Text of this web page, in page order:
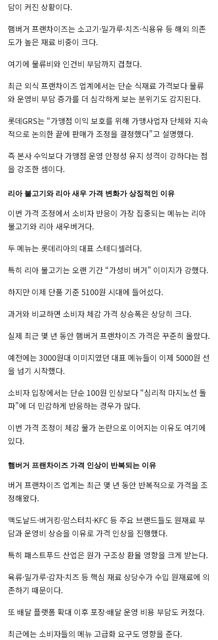
담이 커진 상황이다.
햄버거 프랜차이즈는 소고기·밀가루·치즈·식용유 등 해외 의존
도가 높은 재료 비중이 크다.
여기에 물류비와 인건비 부담까지 겹쳤다.
최근 외식 프랜차이즈 업계에서는 단순 식재료 가격보다 물류
와 운영비 부담 증가를 더 심각하게 보는 분위기도 감지된다.
롯데GRS는 “가맹점 이익 보호를 위해 가맹사업자 단체와 지속
적으로 논의한 끝에 판매가 조정을 결정했다”고 설명했다.
즉 본사 수익보다 가맹점 운영 안정성 유지 성격이 강하다는 점
을 강조한 셈이다.
리아 불고기와 리아 새우 가격 변화가 상징적인 이유
이번 가격 조정에서 소비자 반응이 가장 집중되는 메뉴는 리아
불고기와 리아 새우버거다.
두 메뉴는 롯데리아의 대표 스테디셀러다.
특히 리아 불고기는 오랜 기간 “가성비 버거” 이미지가 강했다.
하지만 이제 단품 기준 5100원 시대에 들어섰다.
과거와 비교하면 소비자 체감 가격 상승폭은 상당히 크다.
실제 최근 몇 년 동안 햄버거 프랜차이즈 가격은 꾸준히 올랐다.
예전에는 3000원대 이미지였던 대표 메뉴들이 이제 5000원 선
을 넘기 시작했다.
소비자 입장에서는 단순 100원 인상보다 “심리적 마지노선 돌
파”에 더 민감하게 반응하는 경우가 많다.
이번 가격 조정이 체감 물가 논란으로 이어지는 이유도 여기에
있다.
햄버거 프랜차이즈 가격 인상이 반복되는 이유
버거 프랜차이즈 업계는 최근 몇 년 동안 반복적으로 가격을 조
정해왔다.
맥도날드·버거킹·맘스터치·KFC 등 주요 브랜드들도 원재료 부
담과 운영비 상승을 이유로 가격 인상을 진행했다.
특히 패스트푸드 산업은 원가 구조상 환율 영향을 크게 받는다.
육류·밀가루·감자·치즈 등 핵심 재료 상당수가 수입 원재료에 의
존하기 때문이다.
또 배달 플랫폼 확대 이후 포장·배달 운영 비용 부담도 커졌다.
최근에는 소비자들의 메뉴 고급화 요구도 영향을 준다.